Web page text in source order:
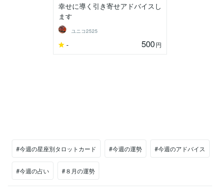
幸せに導く引き寄せアドバイスし
ます
ユニコ2525
- 500円
#今週の星座別タロットカード #今週の運勢 #今週のアドバイス
#今週の占い #８月の運勢